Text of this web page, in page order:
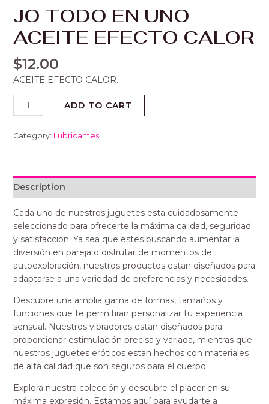
JO TODO EN UNO
ACEITE EFECTO CALOR
$12.00
ACEITE EFECTO CALOR.
ADD TO CART
Category: Lubricantes
Description
Cada uno de nuestros juguetes esta cuidadosamente
seleccionado para ofrecerte la máxima calidad, seguridad
y satisfacción. Ya sea que estes buscando aumentar la
diversión en pareja o disfrutar de momentos de
autoexploración, nuestros productos estan diseñados para
adaptarse a una variedad de preferencias y necesidades.
Descubre una amplia gama de formas, tamaños y
funciones que te permitiran personalizar tu experiencia
sensual. Nuestros vibradores estan diseñados para
proporcionar estimulación precisa y variada, mientras que
nuestros juguetes eróticos estan hechos con materiales
de alta calidad que son seguros para el cuerpo.
Explora nuestra colección y descubre el placer en su
máxima expresión. Estamos aquí para ayudarte a